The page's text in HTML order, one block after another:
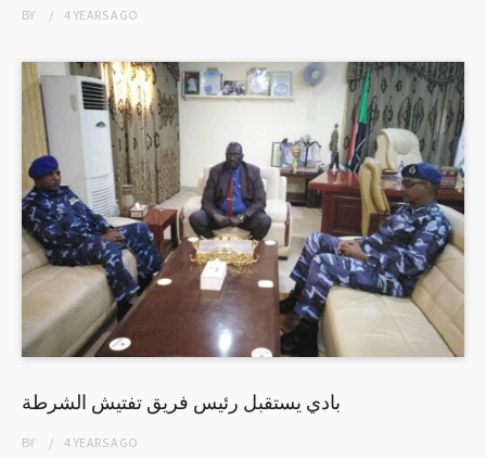
BY 4 YEARSAGO
بادي يستقبل رئيس فريق تفتيش الشرطة
BY 4 YEARSAGO